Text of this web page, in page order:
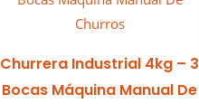
Churrera Industrial 4kg – 3
Bocas Máquina Manual De